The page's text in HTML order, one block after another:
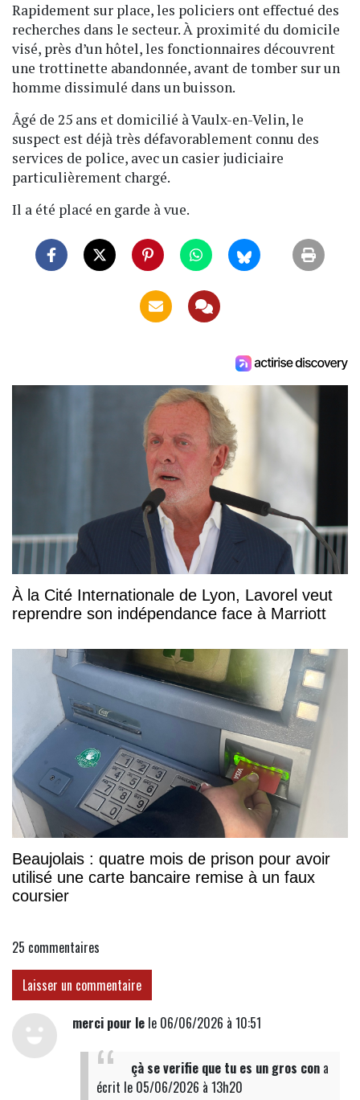
Rapidement sur place, les policiers ont effectué des
recherches dans le secteur. À proximité du domicile
visé, près d’un hôtel, les fonctionnaires découvrent
une trottinette abandonnée, avant de tomber sur un
homme dissimulé dans un buisson.
Âgé de 25 ans et domicilié à Vaulx-en-Velin, le
suspect est déjà très défavorablement connu des
services de police, avec un casier judiciaire
particulièrement chargé.
Il a été placé en garde à vue.
À la Cité Internationale de Lyon, Lavorel veut
reprendre son indépendance face à Marriott
Beaujolais : quatre mois de prison pour avoir
utilisé une carte bancaire remise à un faux
coursier
25 commentaires
Laisser un commentaire
merci pour lele 06/06/2026 à 10:51
çà se verifie que tu es un gros cona
écrit le 05/06/2026 à 13h20